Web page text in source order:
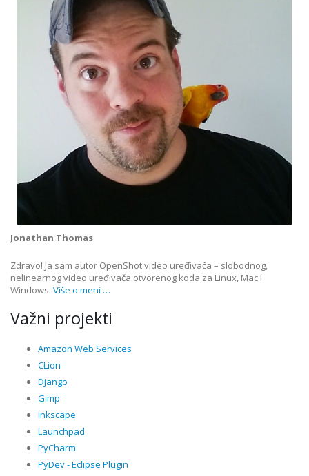
Jonathan Thomas
Zdravo! Ja sam autor OpenShot video uređivača – slobodnog,
nelinearnog video uređivača otvorenog koda za Linux, Mac i
Windows. Više o meni …
Važni projekti
Amazon Web Services
CLion
Django
Gimp
Inkscape
Launchpad
PyCharm
PyDev - Eclipse Plugin